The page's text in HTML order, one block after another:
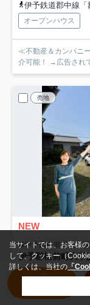
伊予鉄道郡中線
オープンハウス
≪不動産＆カンパニ
介可能！ →広告され
売地
NEW
伊予郡松前町大字浜
伊予郡松前町大字
100万円
伊予鉄道郡中線
当サイトでは、お客様
して、クッキー（
詳しくは、当社の「